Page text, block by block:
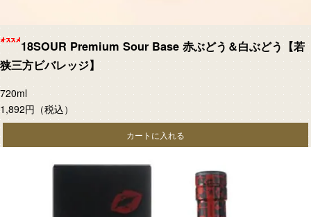
18SOUR Premium Sour Base 赤ぶどう＆白ぶどう【若
狭三方ビバレッジ】
720ml
1,892円 （税込）
カートに入れる